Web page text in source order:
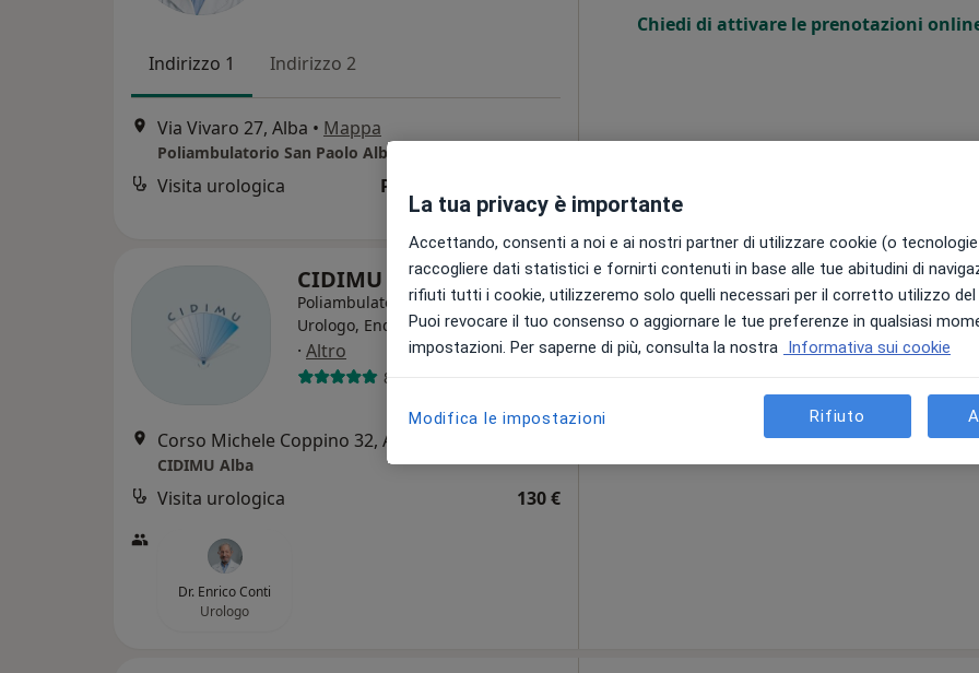
Indirizzo 1 Indirizzo 2
Via Vivaro 27, Alba • Mappa
Poliambulatorio San Paolo Alba
Visita urologica Prestazione gratuita
Chiedi di attivare le prenotazioni
CIDIMU Alba
Poliambulatorio
Urologo, Endocrinologo, Proctologo
· Altro
8 recensioni
Corso Michele Coppino 32, Alba
CIDIMU Alba
Visita urologica 130 €
Dr. Enrico Conti
Urologo
Oggi
6 Ago
Domani
7 Ago
Sab,
8 Ago
Dom,
9 Ago
Mostra profilo
La tua privacy è importante
Accettando, consenti a noi e ai nostri partner di utilizzare cookie (o
raccogliere dati statistici e fornirti contenuti in base alle tue abitudini di
rifiuti tutti i cookie, utilizzeremo solo quelli necessari per il corretto utilizzo
Puoi revocare il tuo consenso o aggiornare le tue preferenze in qualsiasi
impostazioni. Per saperne di più, consulta la nostra Informativa sui cookie
Modifica le impostazioni Rifiuto